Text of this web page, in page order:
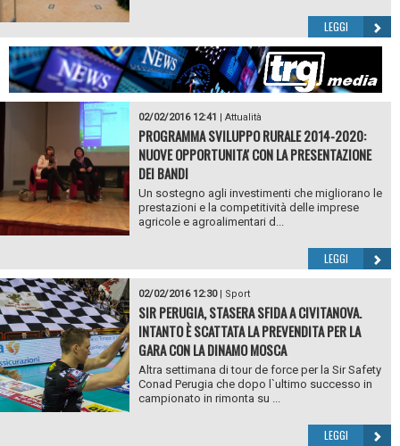
LEGGI
02/02/2016 12:41 | Attualità
PROGRAMMA SVILUPPO RURALE 2014-2020:
NUOVE OPPORTUNITA' CON LA PRESENTAZIONE
DEI BANDI
Un sostegno agli investimenti che migliorano le
prestazioni e la competitività delle imprese
agricole e agroalimentari d...
LEGGI
02/02/2016 12:30| Sport
SIR PERUGIA, STASERA SFIDA A CIVITANOVA.
INTANTO È SCATTATA LA PREVENDITA PER LA
GARA CON LA DINAMO MOSCA
Altra settimana di tour de force per la Sir Safety
Conad Perugia che dopo l`ultimo successo in
campionato in rimonta su ...
LEGGI